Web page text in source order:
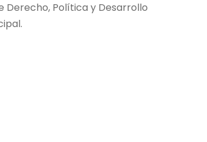
Derecho, Política y Desarrollo